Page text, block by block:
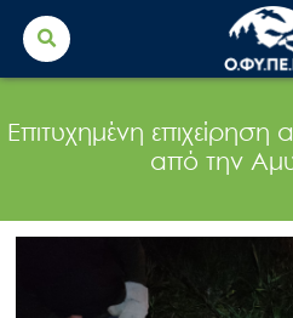
Search
for:
Επιτυχημένη
από την